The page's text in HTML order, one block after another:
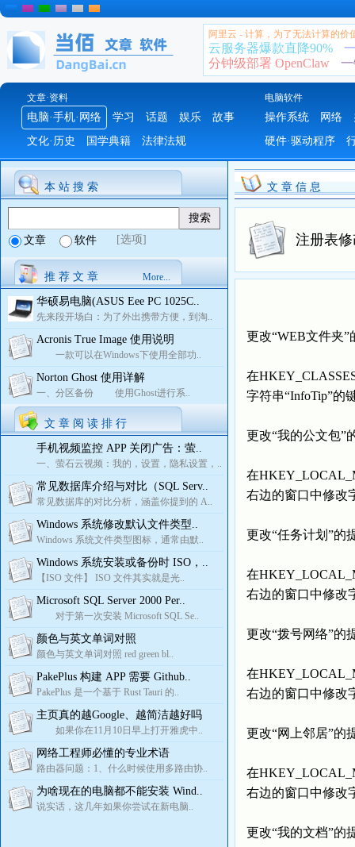
阿里云 - 计算，为了无法计算的价
云服务器爆款直降90%
分钟级部署 OpenClaw
文章·资料 电脑软件
电脑·手机·网络 学习 话题 娱乐
故事
文化·历史
国学典籍 法律法规
操作系统 网络
硬件·驱动程序
本 站 搜 索
文章 软件 [选项]
推 荐 文 章 More...
华硕易电脑(ASUS Eee PC 1025C..
先来段开场白：为了外出携带方便，到淘..
Acronis True Image 使用说明
一款可以在Windows下使用全部功..
Norton Ghost 使用详解
一、分区备份 使用Ghost进行系..
文 章 阅 读 排 行
手机视频监控 APP 关闭广告：萤..
一、萤石云视频：我的，设置，隐私设置，..
常见数据库介绍与对比（SQL Serv..
常见数据库的对比分析，涵盖你提到的 A..
Windows 系统修改默认文件类型..
Windows 系统文件类型图标，通常由默..
Windows 系统安装或备份时 ISO，..
【ISO 文件】 ISO 文件其实就是光..
Microsoft SQL Server 2000 Per..
对于第一次安装 Microsoft SQL Se..
颜色与英文单词对照
颜色与英文单词对照 red green bl..
PakePlus 构建 APP 需要 Github..
PakePlus 是一个基于 Rust Tauri 的..
主页真的越Google、越简洁越好吗
如果你在11月10日早上打开雅虎中..
网络工程师必懂的专业术语
路由器问题：1、什么时候使用多路由协..
为啥现在的电脑都不能安装 Wind..
说实话，这几年如果你尝试在新电脑..
文 章 信 息
注册表
更改“WEB文件夹”
在
字符串“InfoTip”的
更改“我的公文包”
在
右边的窗口中修改
更改“任务计划”的
在
右边的窗口中修改
更改“拨号网络”的
在
右边的窗口中修改
更改“网上邻居”的
在
右边的窗口中修
更改“我的文档”的